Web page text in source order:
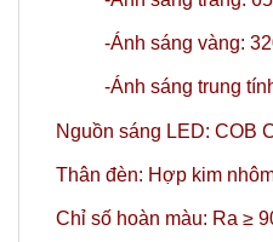
-Ánh sáng vàng:
-Ánh sáng trung
Nguồn sáng LED: COB
Thân đèn: Hợp kim
Chỉ số hoàn màu: Ra ≥